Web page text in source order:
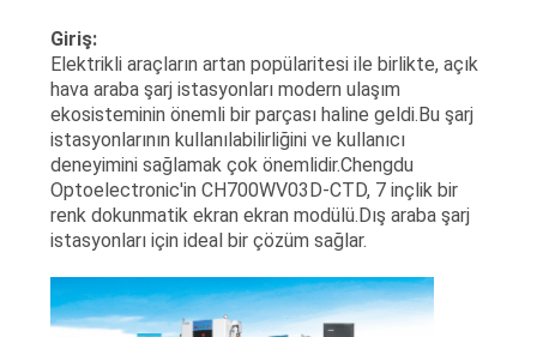
İSTE
SITE
HARITASI
PRIVACY
POLICY
Giriş:
Elektrikli araçların artan popülaritesi ile birlikte, açık
hava araba şarj istasyonları modern ulaşım
ekosisteminin önemli bir parçası haline geldi.Bu şarj
istasyonlarının kullanılabilirliğini ve kullanıcı
deneyimini sağlamak çok önemlidir.Chengdu
Optoelectronic'in CH700WV03D-CTD, 7 inçlik bir
renk dokunmatik ekran ekran modülü.Dış araba şarj
istasyonları için ideal bir çözüm sağlar.